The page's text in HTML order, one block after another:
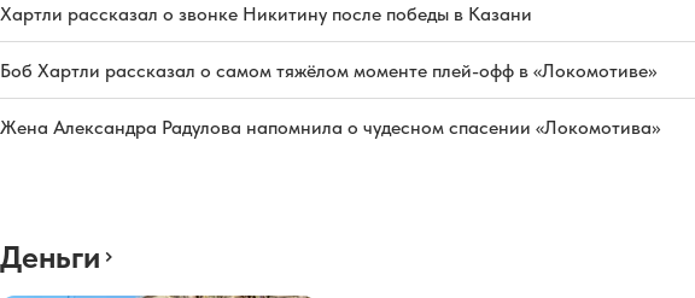
Хартли рассказал о звонке Никитину после победы в Казани
Боб Хартли рассказал о самом тяжёлом моменте плей-офф в «Локомотиве»
Жена Александра Радулова напомнила о чудесном спасении «Локомотива»
Деньги